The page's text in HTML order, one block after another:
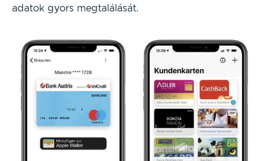
adatok gyors megtalálását.